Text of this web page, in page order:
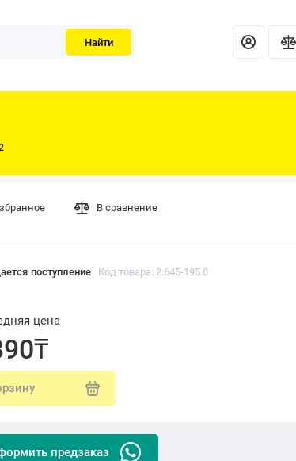
Найти
поступление Код товара: 2.645-195.0
цена
предзаказ
В сравнение